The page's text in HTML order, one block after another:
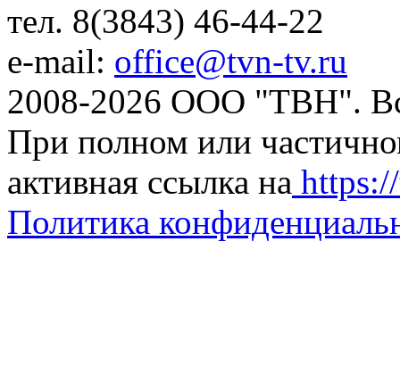
тел. 8(3843) 46-44-22
e-mail: office@tvn-tv.ru
2008-2026 ООО "ТВН".
При полном или
активная ссылка на
Политика